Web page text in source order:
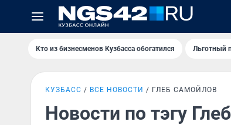
Кто из бизнесменов Кузбасса обогатился Льготный
КУЗБАСС ВСЕ НОВОСТИ ГЛЕБ САМОЙЛОВ
Новости по тэгу